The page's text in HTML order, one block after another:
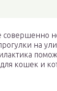
совершенно
на
кошек и